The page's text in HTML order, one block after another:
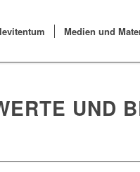
Medien und
UND